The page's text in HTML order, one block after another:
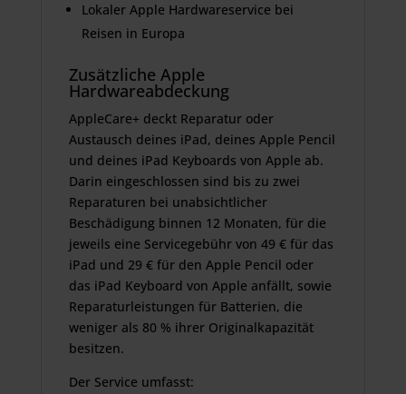
Lokaler Apple Hardwareservice bei
Reisen in Europa
Zusätzliche Apple
Hardwareabdeckung
AppleCare+ deckt Reparatur oder
Austausch deines iPad, deines Apple Pencil
und deines iPad Keyboards von Apple ab.
Darin eingeschlossen sind bis zu zwei
Reparaturen bei unab­sichtlicher
Beschädigung binnen 12 Monaten, für die
jeweils eine Servicegebühr von 49 € für das
iPad und 29 € für den Apple Pencil oder
das iPad Keyboard von Apple anfällt, sowie
Reparatur­leistungen für Batterien, die
weniger als 80 % ihrer Original­kapazität
besitzen.
Der Service umfasst: